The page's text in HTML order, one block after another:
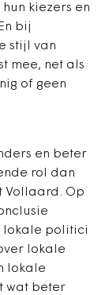
kiezers en
bij
stijl van
mee, net als
of geen
en beter
rol dan
Vollaard. Op
lokale politici
lokale
lokale
wat beter